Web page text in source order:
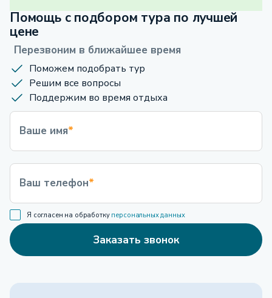
Помощь с подбором тура по лучшей
цене
Перезвоним в ближайшее время
Поможем подобрать тур
Решим все вопросы
Поддержим во время отдыха
Ваше имя*
Ваш телефон*
Я согласен на обработку персональных данных
Заказать звонок